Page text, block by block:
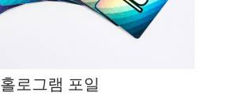
홀로그램 포일